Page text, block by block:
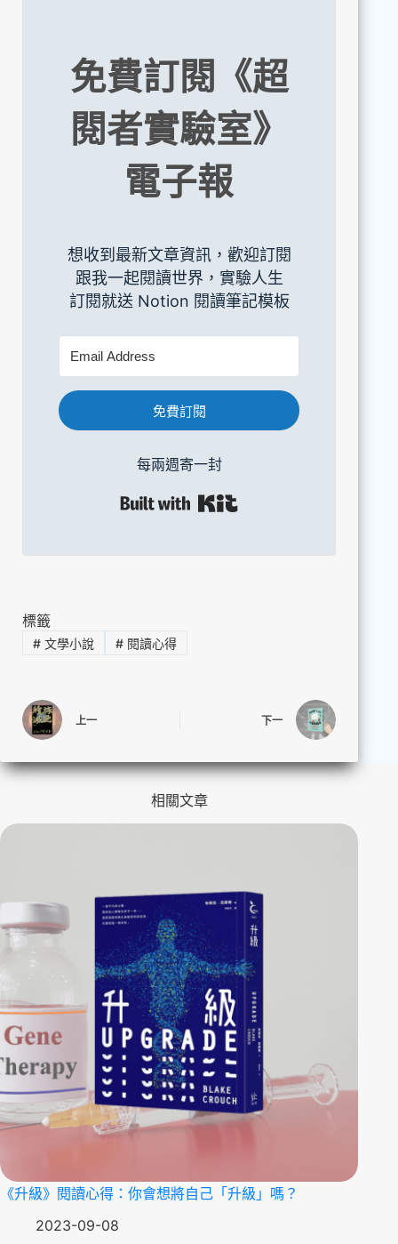
免費訂閱《超
閱者實驗室》
電子報
想收到最新文章資訊，歡迎訂閱
跟我一起閱讀世界，實驗人生
訂閱就送 Notion 閱讀筆記模板
免費訂閱
每兩週寄一封
標籤
#文學小說 #閱讀心得
上一 下一
相關文章
《升級》閱讀心得：你會想將自己「升級」嗎？
2023-09-08